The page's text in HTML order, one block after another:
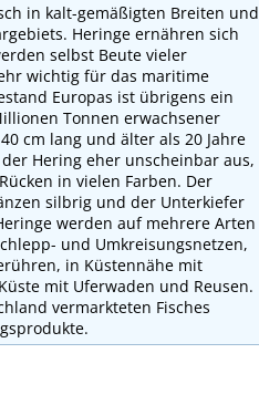
in kalt-gemäßigten Breiten und
Heringe ernähren sich
selbst Beute vieler
wichtig für das maritime
Europas ist übrigens ein
Tonnen erwachsener
cm lang und älter als 20 Jahre
Hering eher unscheinbar aus,
in vielen Farben. Der
silbrig und der Unterkiefer
werden auf mehrere Arten
und Umkreisungsnetzen,
in Küstennähe mit
mit Uferwaden und Reusen.
vermarkteten Fisches